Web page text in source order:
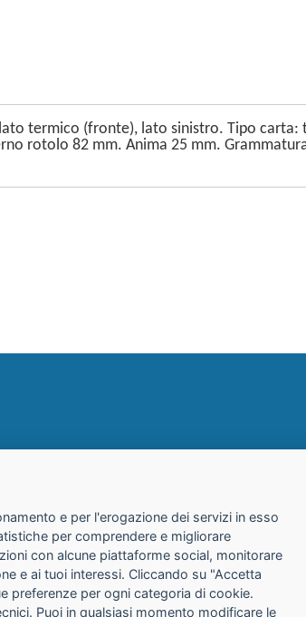
termico (fronte), lato sinistro. Tipo carta:
rotolo 82 mm. Anima 25 mm.
e per l'erogazione dei servizi in esso
per comprendere e migliorare
con alcune piattaforme social, monitorare
e ai tuoi interessi. Cliccando su "Accetta
preferenze per ogni categoria di cookie.
Puoi in qualsiasi momento modificare le